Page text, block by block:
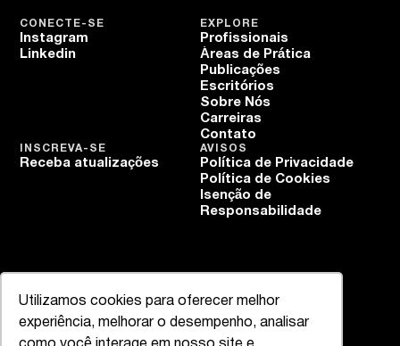
Utilizamos cookies para oferecer melhor
experiência, melhorar o desempenho, analisar
EXPLORE
Profissionais
Áreas de Prática
Publicações
Escritórios
Sobre Nós
Carreiras
Contato
CONECTE-SE
Instagram
Linkedin
AVISOS
Política de Privacidade
Política de Cookies
Isenção de
Responsabilidade
INSCREVA-SE
Receba atualizações